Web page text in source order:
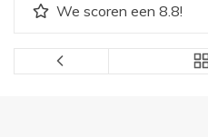
We scoren een 8.8!